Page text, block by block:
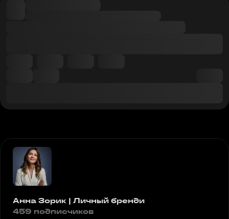
Анна Зорик | Личный бренди
459 подписчиков